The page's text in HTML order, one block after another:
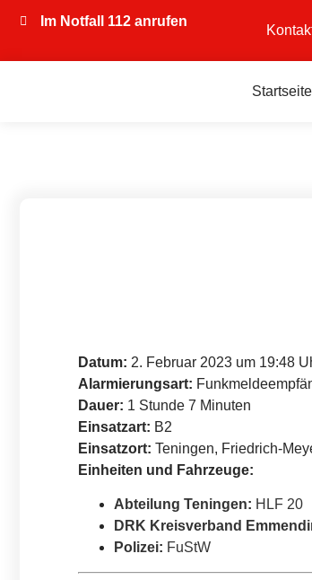
Im Notfall 112 anrufen
Startseite
Datum: 2. Februar 2023 um 19:48
Alarmierungsart:
Dauer: 1 Stunde 7 Minuten
Einsatzart: B2
Einsatzort: Teningen, Friedrich-
Einheiten und Fahrzeuge:
Abteilung Teningen: HLF 20
DRK Kreisverband
Polizei: FuStW